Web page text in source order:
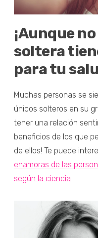
¡Aunque
soltera
para tu
Muchas personas se
únicos solteros en su
tener una relación
beneficios de los que
de ellos! Te puede
enamoras de las
según la ciencia